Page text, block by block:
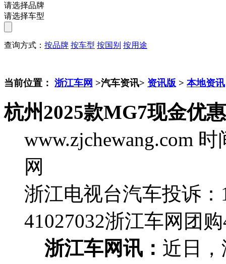
请选择品牌
请选择车型
查询方式： 按品牌 按车型 按国别 按用途
当前位置： 浙江车网 >汽车资讯> 资讯版 > 本地资讯
杭州2025款MG7现金优
www.zjchewang.com 时
网
浙江电视台汽车投诉：
41027032浙江车网团
浙江车网讯： 近日